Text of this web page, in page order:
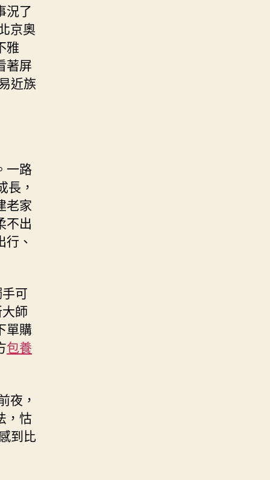
況了
京奧
雅
著屏
近族
一路
長，
老家
不出
、
可
師
單購
包養
夜，
，怙
到比